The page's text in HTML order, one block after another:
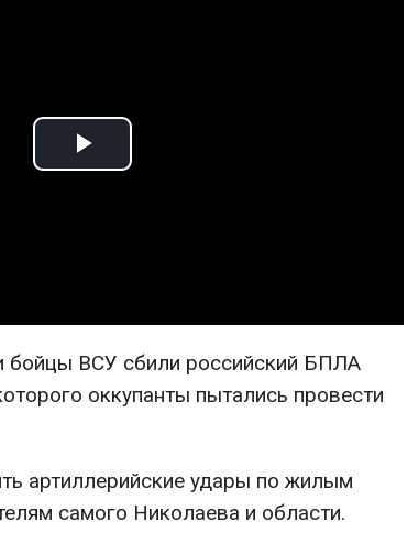
Play
бойцы ВСУ сбили российский БПЛА
оккупанты пытались провести
артиллерийские удары по жилым
самого Николаева и области.